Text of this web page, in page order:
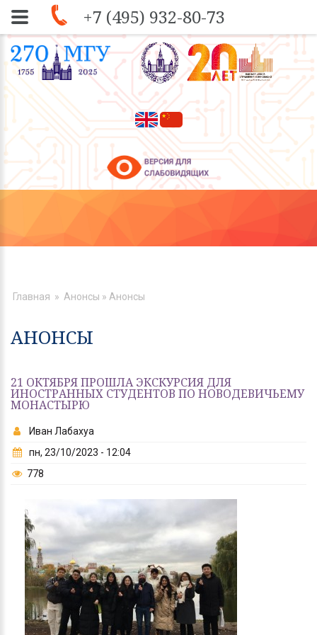
Skip to navigation
Перейти к основному содержанию
ВЫ ЗДЕСЬ
Главная » Анонсы » Анонсы
АНОНСЫ
21 ОКТЯБРЯ ПРОШЛА ЭКСКУРСИЯ ДЛЯ
ИНОСТРАННЫХ СТУДЕНТОВ ПО НОВОДЕВИЧЬЕМУ
МОНАСТЫРЮ
Иван Лабахуа
пн, 23/10/2023 - 12:04
778
+7 (495) 932-80-73